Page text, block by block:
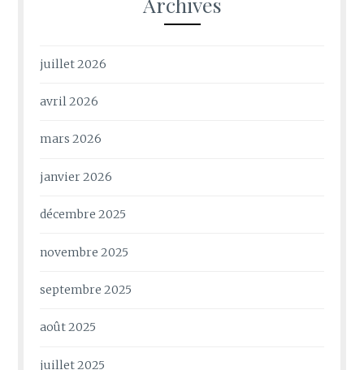
juillet 2026
avril 2026
mars 2026
janvier 2026
décembre 2025
novembre 2025
septembre 2025
août 2025
juillet 2025